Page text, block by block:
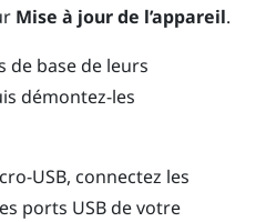
Mise à jour de l’appareil.
de base de leurs
démontez-les
USB, connectez les
ports USB de votre